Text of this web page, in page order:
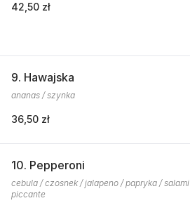
42,50 zł
9. Hawajska
ananas / szynka
36,50 zł
10. Pepperoni
cebula / czosnek / jalapeno / papryka / salami
piccante